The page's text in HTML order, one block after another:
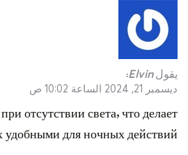
يقول Elvin
:
ديسمبر 21, 2024 الساعة 10:02 ص
отсутствии света, что делает
удобными для ночных действий.